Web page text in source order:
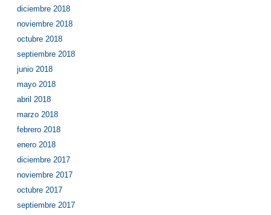
diciembre 2018
noviembre 2018
octubre 2018
septiembre 2018
junio 2018
mayo 2018
abril 2018
marzo 2018
febrero 2018
enero 2018
diciembre 2017
noviembre 2017
octubre 2017
septiembre 2017